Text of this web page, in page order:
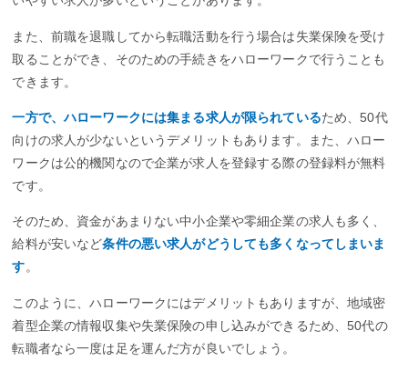
また、前職を退職してから転職活動を行う場合は失業保険を受け
取ることができ、そのための手続きをハローワークで行うことも
できます。
一方で、ハローワークには集まる求人が限られているため、50代
向けの求人が少ないというデメリットもあります。また、ハロー
ワークは公的機関なので企業が求人を登録する際の登録料が無料
です。
そのため、資金があまりない中小企業や零細企業の求人も多く、
給料が安いなど条件の悪い求人がどうしても多くなってしまいま
す。
このように、ハローワークにはデメリットもありますが、地域密
着型企業の情報収集や失業保険の申し込みができるため、50代の
転職者なら一度は足を運んだ方が良いでしょう。